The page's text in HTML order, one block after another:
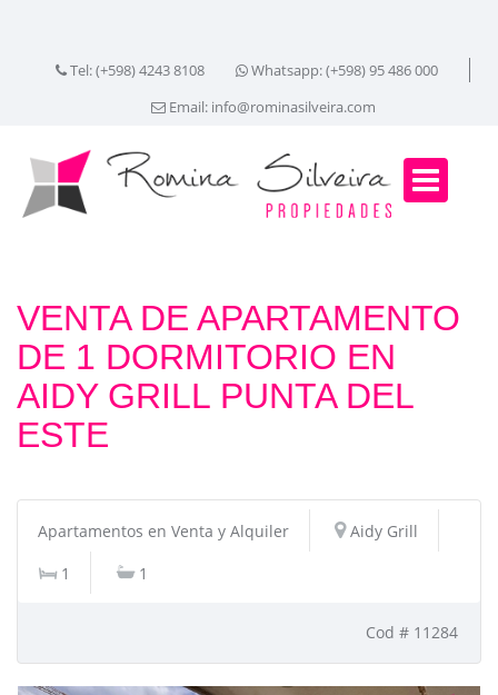
Tel: (+598) 4243 8108
Whatsapp: (+598) 95 486 000
Email: info@rominasilveira.com
VENTA DE APARTAMENTO
DE 1 DORMITORIO EN
AIDY GRILL PUNTA DEL
ESTE
Apartamentos en Venta y Alquiler
Aidy Grill
1
1
Cod # 11284